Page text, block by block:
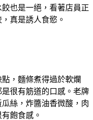
也是一絕，看著店員正
真是誘人食慾。
，麵條煮得過於軟爛
很有筋道的口感。老牌
絲，炸醬油香微酸，肉
飽食感。